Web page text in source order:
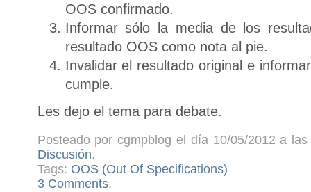
OOS confirmado.
Informar sólo la media de los
resultado OOS como nota al pie.
Invalidar el resultado original e
cumple.
Les dejo el tema para debate.
Posteado por cgmpblog el día 10/05/2012 a
Discusión.
Tags: OOS (Out Of Specifications)
3 Comments.